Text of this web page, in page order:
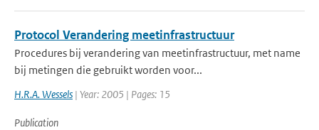
Protocol Verandering meetinfrastructuur
Procedures bij verandering van meetinfrastructuur, met name
bij metingen die gebruikt worden voor...
H.R.A. Wessels | Year: 2005 | Pages: 15
Publication